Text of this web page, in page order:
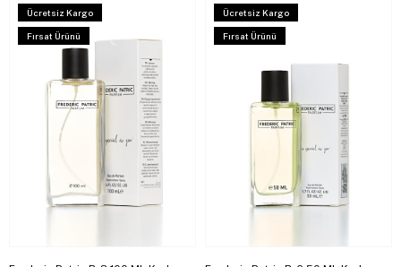
Ücretsiz Kargo
Fırsat Ürünü
Ücretsiz Kargo
Fırsat Ürünü